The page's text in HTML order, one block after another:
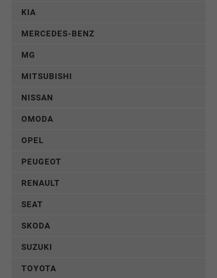
KIA
MERCEDES-BENZ
MG
MITSUBISHI
NISSAN
OMODA
OPEL
PEUGEOT
RENAULT
SEAT
SKODA
SUZUKI
TOYOTA